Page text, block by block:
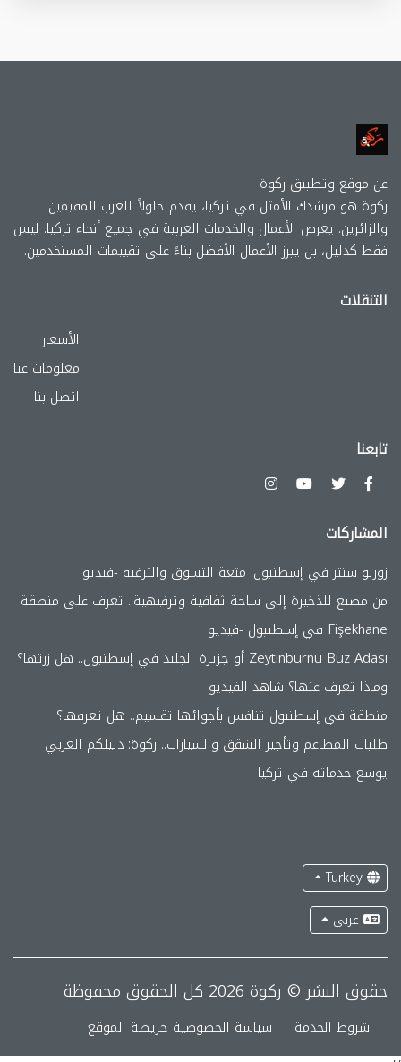
عن موقع وتطببق ركوة
ركوة هو مرشدك الأمثل في تركيا، يقدم حلولاً للعرب المقيمين
والزائرين. يعرض الأعمال والخدمات العربية في جميع أنحاء تركيا. ليس
فقط كدليل، بل يبرز الأعمال الأفضل بناءً على تقييمات المستخدمين.
التنقلات
الأسعار
معلومات عنا
اتصل بنا
تابعنا
المشاركات
زورلو سنتر في إسطنبول: متعة التسوق والترفيه -فيديو
من مصنع للذخيرة إلى ساحة ثقافية وترفيهية.. تعرف على منطقة
Fişekhane في إسطنبول -فيديو
Zeytinburnu Buz Adası أو جزيرة الجليد في إسطنبول.. هل زرتها؟
وماذا تعرف عنها؟ شاهد الفيديو
منطقة في إسطنبول تنافس بأجوائها تقسيم.. هل تعرفها؟
طلبات المطاعم وتأجير الشقق والسيارات.. ركوة: دليلكم العربي
يوسع خدماته في تركيا
Turkey
عربى
حقوق النشر © ركوة 2026 كل الحقوق محفوظة
شروط الخدمة سياسة الخصوصية خريطة الموقع